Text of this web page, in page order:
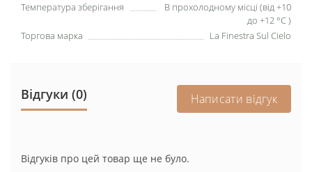
Температура зберігання
В прохолодному місці (від +10
до +12 °C )
Торгова марка
La Finestra Sul Cielo
Відгуки (0) Написати відгук
Відгуків про цей товар ще не було.